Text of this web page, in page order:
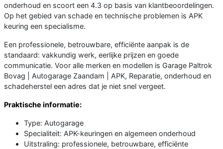
onderhoud en scoort een 4.3 op basis van klantbeoordelingen.
Op het gebied van schade en technische problemen is APK
keuring een specialisme.
Een professionele, betrouwbare, efficiënte aanpak is de
standaard: vakkundig werk, eerlijke prijzen en goede
communicatie. Voor alle merken en modellen is Garage Paltrok
Bovag | Autogarage Zaandam | APK, Reparatie, onderhoud en
schadeherstel een adres dat je niet snel vergeet.
Praktische informatie:
Type: Autogarage
Specialiteit: APK-keuringen en algemeen onderhoud
Uitstraling: professionele, betrouwbare, efficiënte